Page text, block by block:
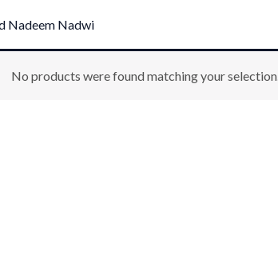
Nadeem Nadwi
No products were found matching your selection.